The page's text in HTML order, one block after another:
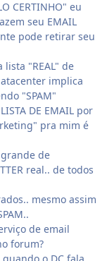
CERTINHO" eu
seu EMAIL
pode retirar seu
"REAL" de
implica
"SPAM"
DE EMAIL por
pra mim é
de
real.. de todos
mesmo assim
de email
forum?